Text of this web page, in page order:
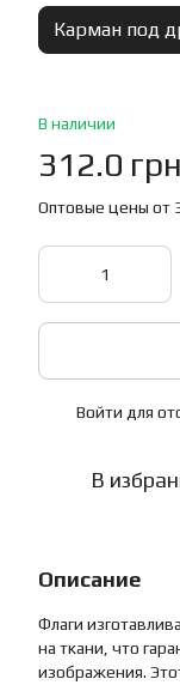
Карман под
В наличии
312.0 грн
Оптовые цены от
Войти для
В
Описание
Флаги
на ткани, что
изображения.